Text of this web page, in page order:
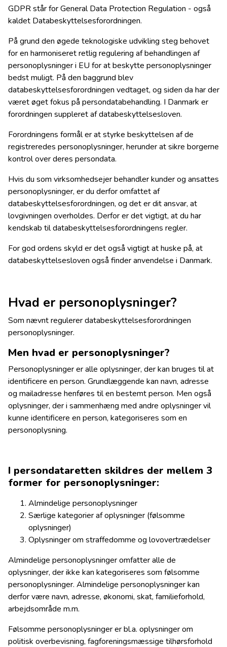
GDPR står for General Data Protection Regulation - også
kaldet Databeskyttelsesforordningen.
På grund den øgede teknologiske udvikling steg behovet
for en harmoniseret retlig regulering af behandlingen af
personoplysninger i EU for at beskytte personoplysninger
bedst muligt. På den baggrund blev
databeskyttelsesforordningen vedtaget, og siden da har der
været øget fokus på persondatabehandling. I Danmark er
forordningen suppleret af databeskyttelsesloven.
Forordningens formål er at styrke beskyttelsen af de
registreredes personoplysninger, herunder at sikre borgerne
kontrol over deres persondata.
Hvis du som virksomhedsejer behandler kunder og ansattes
personoplysninger, er du derfor omfattet af
databeskyttelsesforordningen, og det er dit ansvar, at
lovgivningen overholdes. Derfor er det vigtigt, at du har
kendskab til databeskyttelsesforordningens regler.
For god ordens skyld er det også vigtigt at huske på, at
databeskyttelsesloven også finder anvendelse i Danmark.
Hvad er personoplysninger?
Som nævnt regulerer databeskyttelsesforordningen
personoplysninger.
Men hvad er personoplysninger?
Personoplysninger er alle oplysninger, der kan bruges til at
identificere en person. Grundlæggende kan navn, adresse
og mailadresse henføres til en bestemt person. Men også
oplysninger, der i sammenhæng med andre oplysninger vil
kunne identificere en person, kategoriseres som en
personoplysning.
I persondataretten skildres der mellem 3
former for personoplysninger:
Almindelige personoplysninger
Særlige kategorier af oplysninger (følsomme
oplysninger)
Oplysninger om straffedomme og lovovertrædelser
Almindelige personoplysninger omfatter alle de
oplysninger, der ikke kan kategoriseres som følsomme
personoplysninger. Almindelige personoplysninger kan
derfor være navn, adresse, økonomi, skat, familieforhold,
arbejdsområde m.m.
Følsomme personoplysninger er bl.a. oplysninger om
politisk overbevisning, fagforeningsmæssige tilhørsforhold